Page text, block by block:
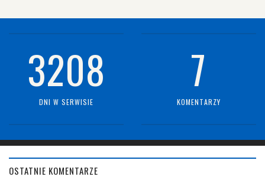
3208
DNI W SERWISIE
7
KOMENTARZY
OSTATNIE KOMENTARZE